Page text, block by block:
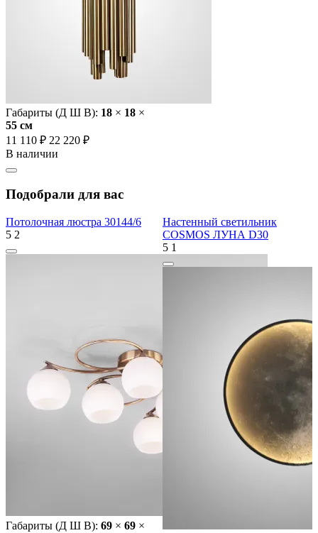
Габариты (Д Ш В): 18 × 18 ×
55 cм
11 110 ₽ 22 220 ₽
В наличии
Подобрали для вас
Потолочная люстра 30144/6
5 2
Габариты (Д Ш В): 69 × 69 ×
Настенный светильник
COSMOS ЛУНА D30
5 1